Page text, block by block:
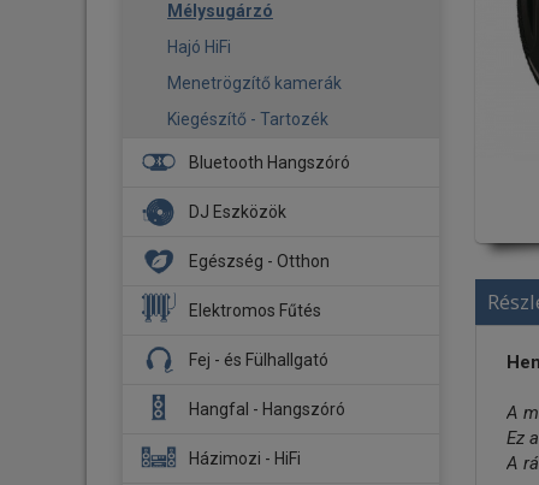
Mélysugárzó
Hajó HiFi
Menetrögzítő kamerák
Kiegészítő - Tartozék
Bluetooth Hangszóró
DJ Eszközök
DJ Fejhallgató
DJ Lemezjátszó
Stúdió Monitor
Egészség - Otthon
Aroma diffúzor
Légmosó
Légtisztító
Okos otthon
Elektromos Fűtés
Fűtőpanel
Tartozék
Fej - és Fülhallgató
Fejhallgató
Hangfal - Hangszóró
Hangfal szettek
Házimozi - HiFi
A
Ez
A